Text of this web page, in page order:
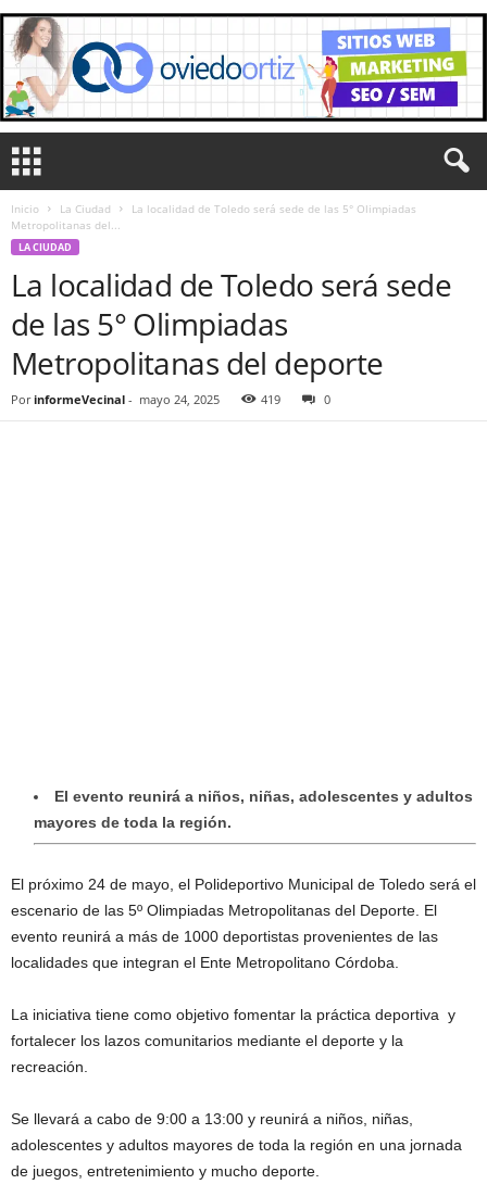
Inicio La Ciudad
La localidad de Toledo será sede de las 5° Olimpiadas
Metropolitanas del...
LA CIUDAD
La localidad de Toledo será sede
de las 5° Olimpiadas
Metropolitanas del deporte
Por informeVecinal - mayo 24, 2025 419 0
El evento reunirá a niños, niñas, adolescentes y adultos
mayores de toda la región.
El próximo 24 de mayo, el Polideportivo Municipal de Toledo será el
escenario de las 5º Olimpiadas Metropolitanas del Deporte. El
evento reunirá a más de 1000 deportistas provenientes de las
localidades que integran el Ente Metropolitano Córdoba.
La iniciativa tiene como objetivo fomentar la práctica deportiva y
fortalecer los lazos comunitarios mediante el deporte y la
recreación.
Se llevará a cabo de 9:00 a 13:00 y reunirá a niños, niñas,
adolescentes y adultos mayores de toda la región en una jornada
de juegos, entretenimiento y mucho deporte.